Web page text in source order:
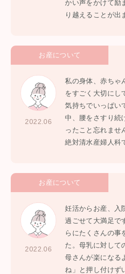
かい声をかけて励
り越えることが出
お産について
2022.06
私の身体、赤ちゃ
をすごく大切にし
気持ちでいっぱい
中、腰をさすり続
ったこと忘れませ
絶対清水産婦人科
お産について
2022.06
妊活からお産、入
過ごせて大満足で
らにたくさんの事
た。母乳に対して
母さんが楽になる
ね」と押し付けず